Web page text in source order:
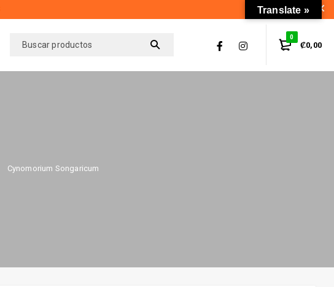
0
₡0,00
Cynomorium Songaricum
Translate »